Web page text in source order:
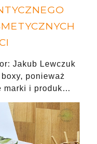
Jakub Lewczuk
ponieważ
marki i produk…